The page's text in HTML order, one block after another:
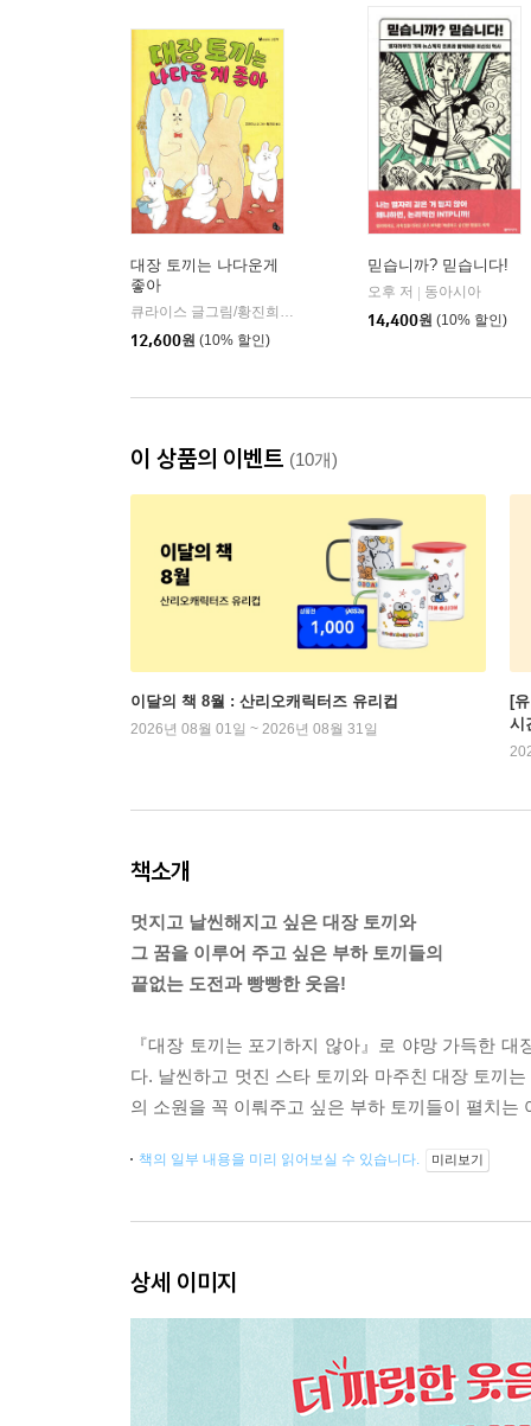
대장 토끼는 나다운게
좋아
큐라이스 글그림/황진희 역
12,600원 (10% 할인)
믿습니까? 믿습니다!
오후 저
동아시아
14,400원 (10% 할인)
이 상품의 이벤트 (10개)
이달의 책 8월 : 산리오캐릭터즈 유리컵
2026년 08월 01일 ~ 2026년 08월 31일
[
시
책소개
멋지고 날씬해지고 싶은 대장 토끼와
그 꿈을 이루어 주고 싶은 부하 토끼들의
끝없는 도전과 빵빵한 웃음!
『대장 토끼는 포기하지 않아』로 야망 가득한
다. 날씬하고 멋진 스타 토끼와 마주친 대장 토끼
의 소원을 꼭 이뤄주고 싶은 부하 토끼들이 펼치
책의 일부 내용을 미리 읽어보실 수 있습니다. 미리보기
상세 이미지